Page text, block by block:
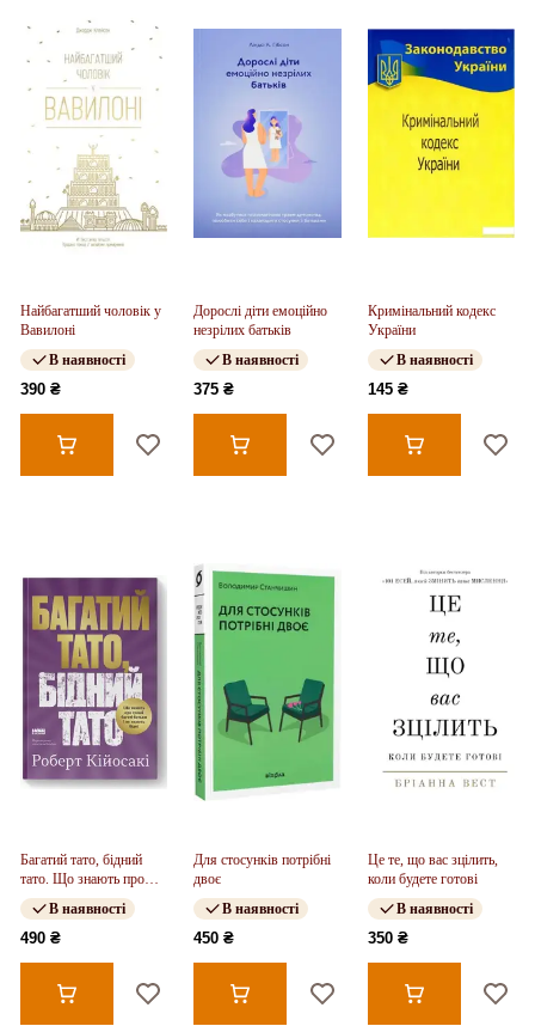
Найбагатший чоловік у
Вавилоні
В наявності
390 ₴
Дорослі діти емоційно
незрілих батьків
В наявності
375 ₴
Кримінальний кодекс
України
В наявності
145 ₴
Багатий тато, бідний
тато. Що знають про
гроші багаті батьки і не
знають бідні
В наявності
490 ₴
Для стосунків потрібні
двоє
В наявності
450 ₴
Це те, що вас зцілить,
коли будете готові
В наявності
350 ₴